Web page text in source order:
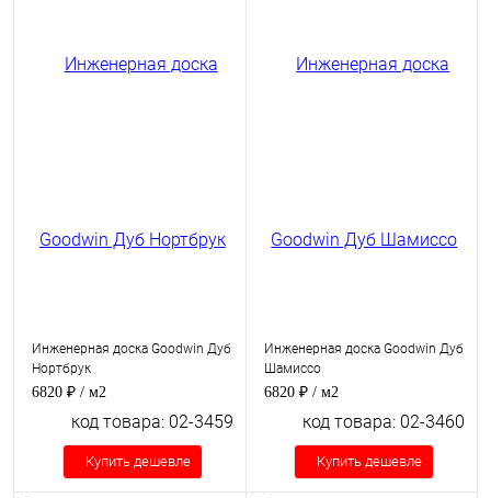
Инженерная доска Goodwin Дуб
Нортбрук
6820 ₽ / м2
код товара: 02-3459
Купить дешевле
Инженерная доска Goodwin Дуб
Шамиссо
6820 ₽ / м2
код товара: 02-3460
Купить дешевле